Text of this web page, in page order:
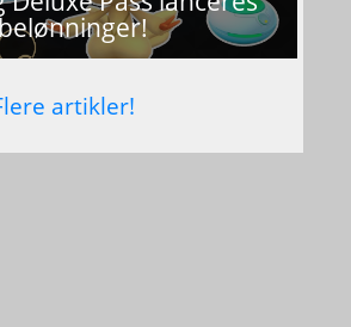
artikler!